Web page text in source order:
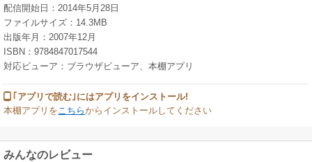
配信開始日：2014年5月28日
ファイルサイズ：14.3MB
出版年月：2007年12月
ISBN：9784847017544
対応ビューア：ブラウザビューア、本棚アプリ
｢アプリで読む｣にはアプリをインストール!
本棚アプリをこちらからインストールしてください
みんなのレビュー